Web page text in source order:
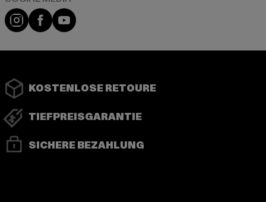
Instagram
FacebookYouTube
KOSTENLOSE RETOURE
TIEFPREISGARANTIE
SICHERE BEZAHLUNG